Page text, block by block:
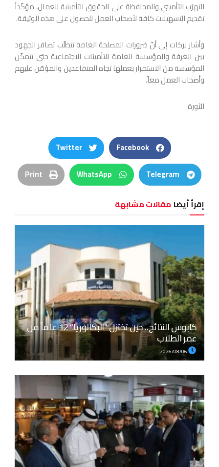
التهرّب التأميني والمحافظة على الحقوق التأمينية للعمال، مؤكّداً
تقديم التسهيلات كافة لأصحاب العمل للحصول على هذه الوثيقة.
وأشار بركات إلى أنّ ضرورات المصلحة العامة تتطلّب تضافر الجهود
بين الغرفة والمؤسسة العامة للتأمينات الاجتماعية حتى تتمكّن
المؤسسة من الاستمرار بعملها تجاه المتقاعدين والمؤمّن عليهم
وأصحاب العمل معاً.
الثورة
Facebook
Twitter
Telegram
WhatsApp
Print
إقرأ أيضا مقالات مشابهة
كابوس النتائج.. حين تختزل “البكالوريا” 12 عاماً من
عمر الطلاب